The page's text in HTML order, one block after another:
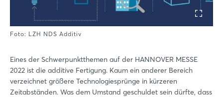
Foto: LZH NDS Additiv
Eines der Schwerpunktthemen auf der HANNOVER MESSE
2022 ist die additive Fertigung. Kaum ein anderer Bereich
verzeichnet größere Technologiesprünge in kürzeren
Zeitabständen. Was dem Umstand geschuldet sein dürfte, dass